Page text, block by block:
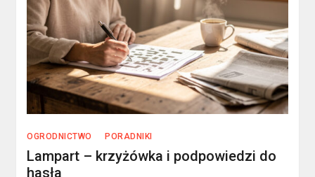
OGRODNICTWO PORADNIKI
Lampart – krzyżówka i podpowiedzi do
hasła